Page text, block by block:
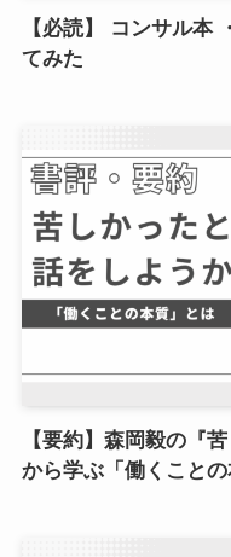
【必読】 コンサル本
てみた
【要約】森岡毅の『
から学ぶ「働くことの